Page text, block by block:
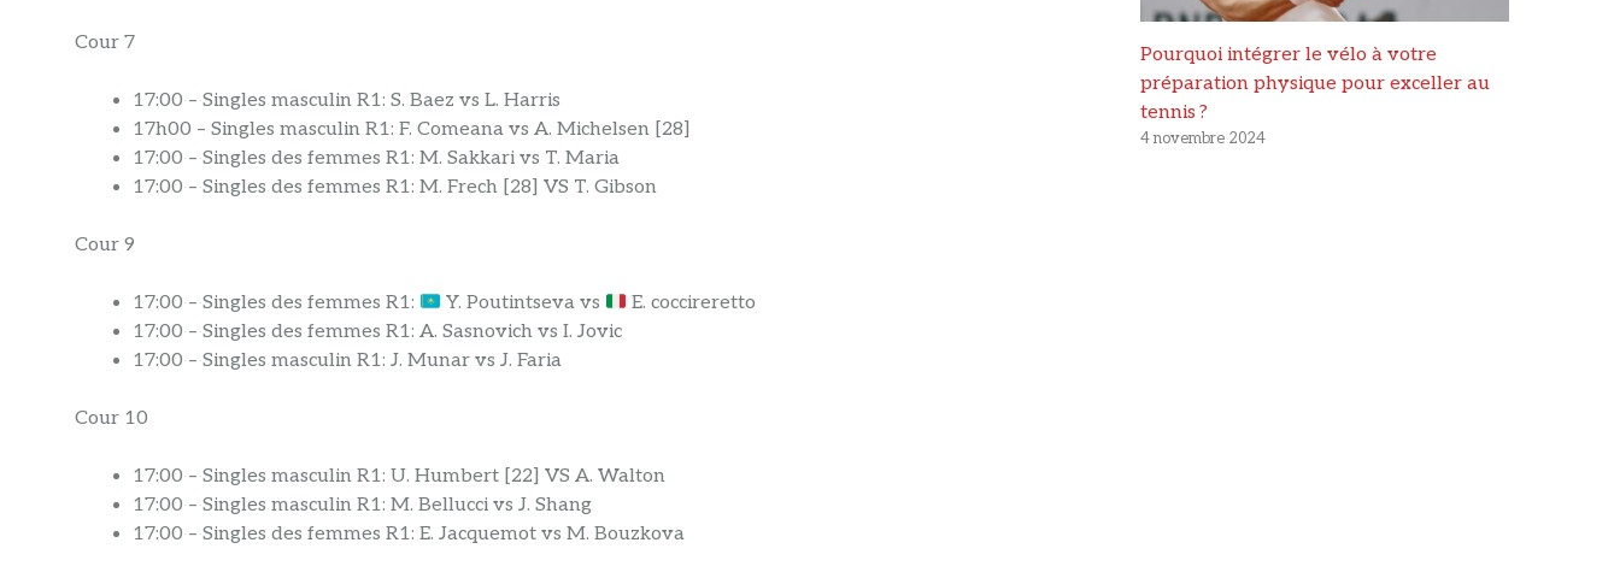
Cour 7
17:00 – Singles masculin R1: S. Baez vs L. Harris
17h00 – Singles masculin R1: F. Comeana vs A. Michelsen [28]
17:00 – Singles des femmes R1: M. Sakkari vs T. Maria
17:00 – Singles des femmes R1: M. Frech [28] VS T. Gibson
Cour 9
17:00 – Singles des femmes R1: Y. Poutintseva vs
E. coccireretto
17:00 – Singles des femmes R1: A. Sasnovich vs I. Jovic
17:00 – Singles masculin R1: J. Munar vs J. Faria
Cour 10
17:00 – Singles masculin R1: U. Humbert [22] VS A. Walton
17:00 – Singles masculin R1: M. Bellucci vs J. Shang
17:00 – Singles des femmes R1: E. Jacquemot vs M. Bouzkova
Pourquoi intégrer le vélo à votre
préparation physique pour exceller au
tennis ?
4 novembre 2024